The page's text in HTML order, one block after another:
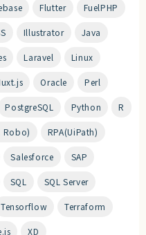
Flutter FuelPHP
Illustrator Java
Laravel Linux
Oracle Perl
PostgreSQL Python R
Robo) RPA(UiPath)
Salesforce SAP
SQL SQL Server
Tensorflow Terraform
XD